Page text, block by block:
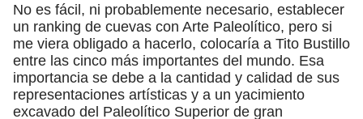
No es fácil, ni probablemente necesario, establecer
un ranking de cuevas con Arte Paleolítico, pero si
me viera obligado a hacerlo, colocaría a Tito Bustillo
entre las cinco más importantes del mundo. Esa
importancia se debe a la cantidad y calidad de sus
representaciones artísticas y a un yacimiento
excavado del Paleolítico Superior de gran